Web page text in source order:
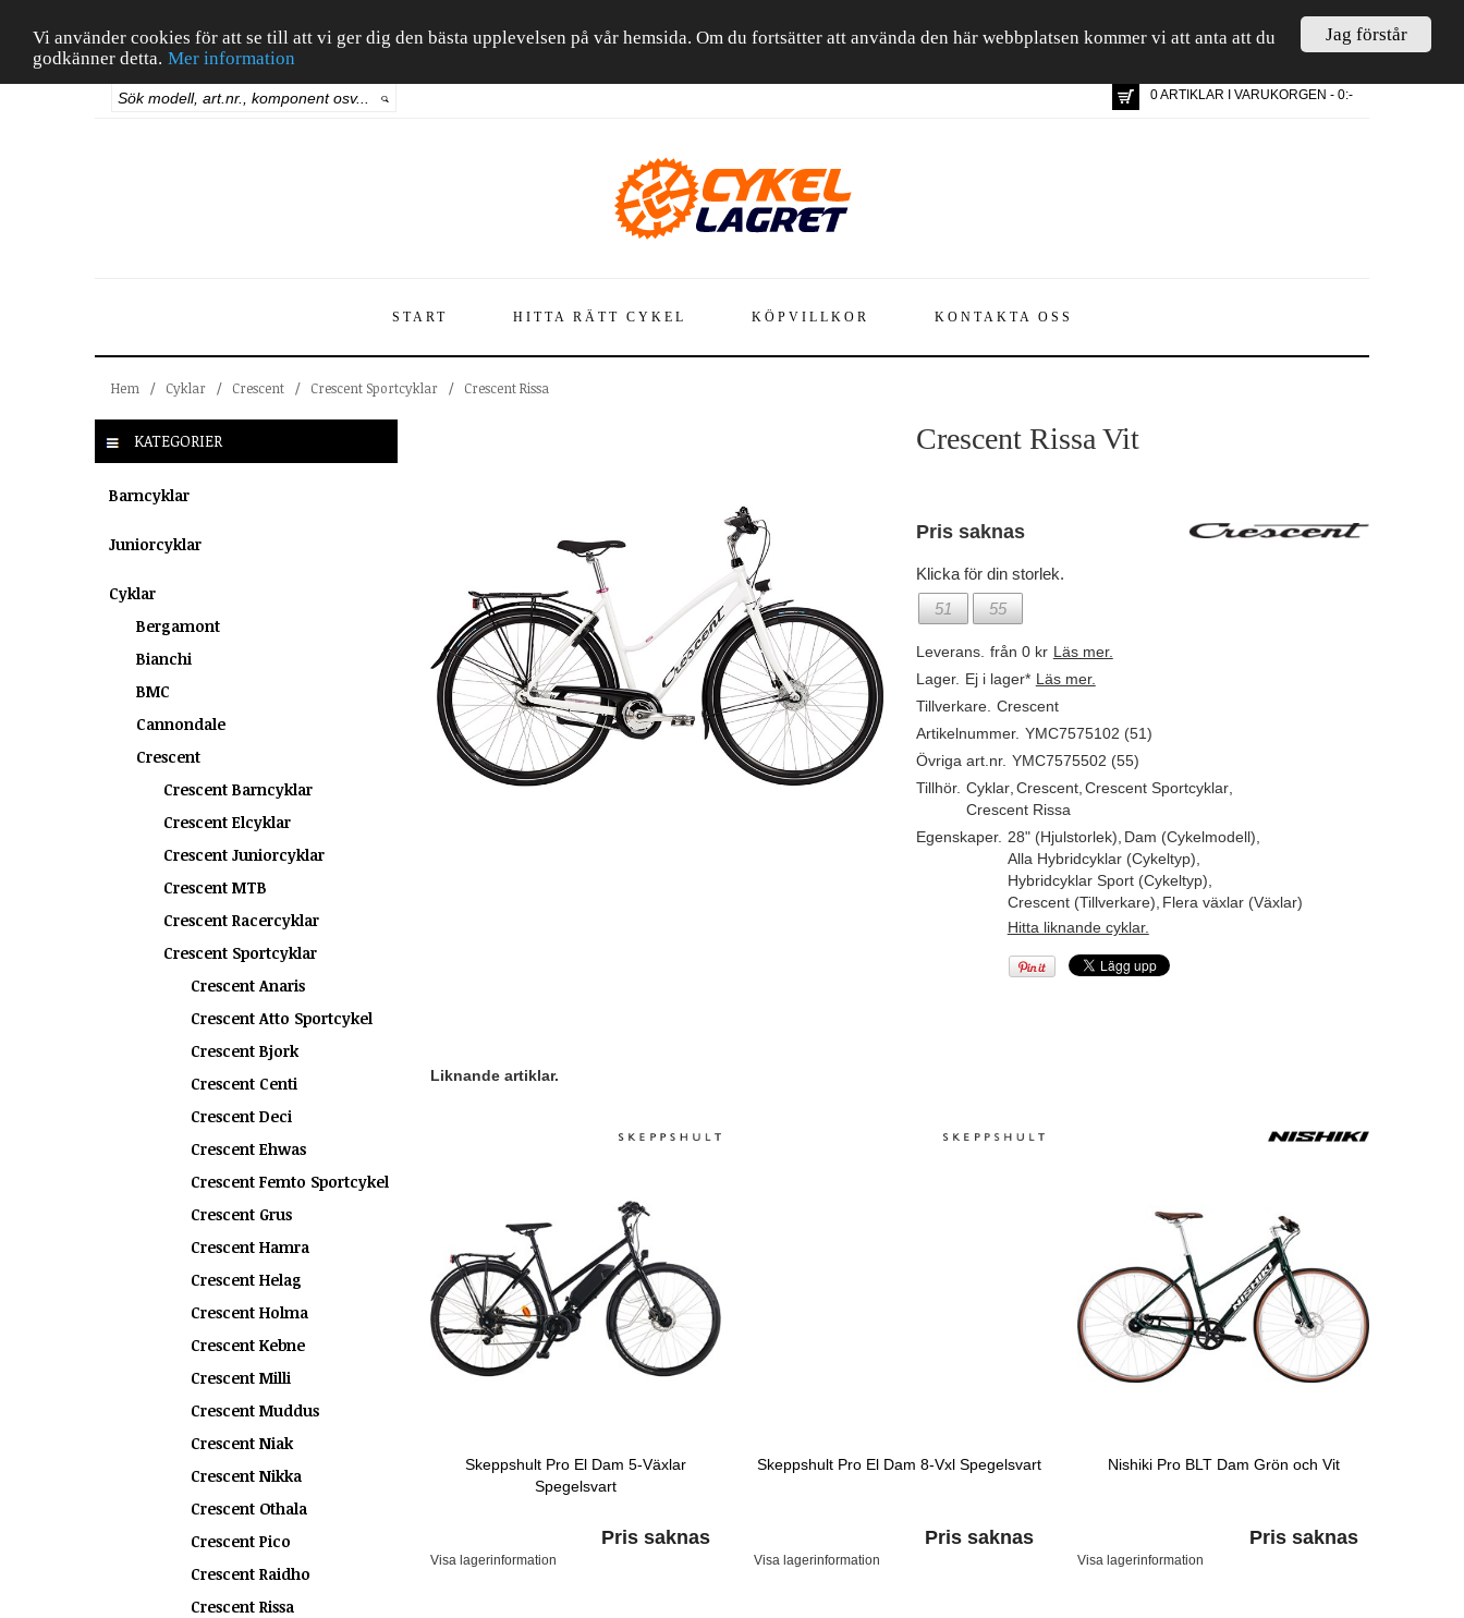
Jag förstår
Vi använder cookies för att se till att vi ger dig den bästa upplevelsen på vår hemsida. Om du fortsätter att använda den här webbplatsen kommer vi att anta att du
godkänner detta. Mer information
0 ARTIKLAR I VARUKORGEN - 0:-
START HITTA RÄTT CYKEL KÖPVILLKOR KONTAKTA OSS
Hem / Cyklar / Crescent / Crescent Sportcyklar / Crescent Rissa
KATEGORIER
Barncyklar
Juniorcyklar
Cyklar
Bergamont
Bianchi
BMC
Cannondale
Crescent
Crescent Barncyklar
Crescent Elcyklar
Crescent Juniorcyklar
Crescent MTB
Crescent Racercyklar
Crescent Sportcyklar
Crescent Anaris
Crescent Atto Sportcykel
Crescent Bjork
Crescent Centi
Crescent Deci
Crescent Ehwas
Crescent Femto Sportcykel
Crescent Grus
Crescent Hamra
Crescent Helag
Crescent Holma
Crescent Kebne
Crescent Milli
Crescent Muddus
Crescent Niak
Crescent Nikka
Crescent Othala
Crescent Pico
Crescent Raidho
Crescent Rissa
Crescent Rissa Vit
Pris saknas
Klicka för din storlek.
51
55
Leverans. från 0 kr Läs mer.
Lager. Ej i lager* Läs mer.
Tillverkare. Crescent
Artikelnummer. YMC7575102 (51)
Övriga art.nr. YMC7575502 (55)
Tillhör. Cyklar, Crescent, Crescent Sportcyklar,
Crescent Rissa
Egenskaper. 28" (Hjulstorlek) Dam (Cykelmodell)
Alla Hybridcyklar (Cykeltyp)
Hybridcyklar Sport (Cykeltyp)
Crescent (Tillverkare) Flera växlar (Växlar)
Hitta liknande cyklar.
Liknande artiklar.
Skeppshult Pro El Dam 5-Växlar
Spegelsvart
Pris saknas
Visa lagerinformation
Skeppshult Pro El Dam 8-Vxl Spegelsvart
Pris saknas
Visa lagerinformation
Nishiki Pro BLT Dam Grön och Vit
Pris saknas
Visa lagerinformation